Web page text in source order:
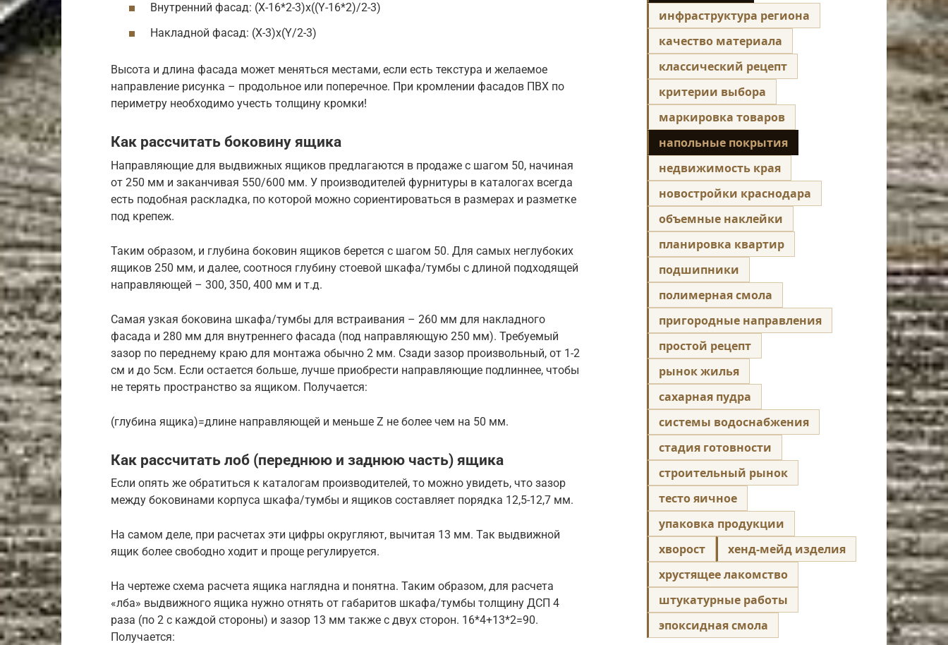
Внутренний фасад: (X-16*2-3)x((Y-16*2)/2-3)
Накладной фасад: (X-3)x(Y/2-3)
Высота и длина фасада может меняться местами, если есть текстура и желаемое
направление рисунка – продольное или поперечное. При кромлении фасадов ПВХ по
периметру необходимо учесть толщину кромки!
Как рассчитать боковину ящика
Направляющие для выдвижных ящиков предлагаются в продаже с шагом 50, начиная
от 250 мм и заканчивая 550/600 мм. У производителей фурнитуры в каталогах всегда
есть подобная раскладка, по которой можно сориентироваться в размерах и разметке
под крепеж.
Таким образом, и глубина боковин ящиков берется с шагом 50. Для самых неглубоких
ящиков 250 мм, и далее, соотнося глубину стоевой шкафа/тумбы с длиной подходящей
направляющей – 300, 350, 400 мм и т.д.
Самая узкая боковина шкафа/тумбы для встраивания – 260 мм для накладного
фасада и 280 мм для внутреннего фасада (под направляющую 250 мм). Требуемый
зазор по переднему краю для монтажа обычно 2 мм. Сзади зазор произвольный, от 1-2
см и до 5см. Если остается больше, лучше приобрести направляющие подлиннее, чтобы
не терять пространство за ящиком. Получается:
(глубина ящика)=длине направляющей и меньше Z не более чем на 50 мм.
Как рассчитать лоб (переднюю и заднюю часть) ящика
Если опять же обратиться к каталогам производителей, то можно увидеть, что зазор
между боковинами корпуса шкафа/тумбы и ящиков составляет порядка 12,5-12,7 мм.
На самом деле, при расчетах эти цифры округляют, вычитая 13 мм. Так выдвижной
ящик более свободно ходит и проще регулируется.
На чертеже схема расчета ящика наглядна и понятна. Таким образом, для расчета
«лба» выдвижного ящика нужно отнять от габаритов шкафа/тумбы толщину ДСП 4
раза (по 2 с каждой стороны) и зазор 13 мм также с двух сторон. 16*4+13*2=90.
Получается:
инфраструктура региона
качество материала
классический рецепт
критерии выбора
маркировка товаров
напольные покрытия
недвижимость края
новостройки краснодара
объемные наклейки
планировка квартир
подшипники
полимерная смола
пригородные направления
простой рецепт
рынок жилья
сахарная пудра
системы водоснабжения
стадия готовности
строительный рынок
тесто яичное
упаковка продукции
хворост
хенд-мейд изделия
хрустящее лакомство
штукатурные работы
эпоксидная смола